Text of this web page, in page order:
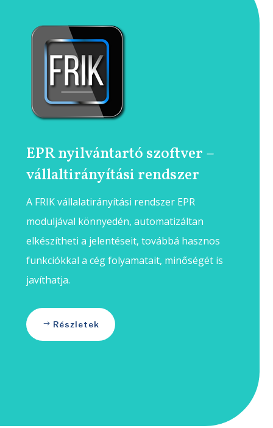
EPR nyilvántartó szoftver –
vállaltirányítási rendszer
A FRIK vállalatirányítási rendszer EPR
moduljával könnyedén, automatizáltan
elkészítheti a jelentéseit, továbbá hasznos
funkciókkal a cég folyamatait, minőségét is
javíthatja.
Részletek